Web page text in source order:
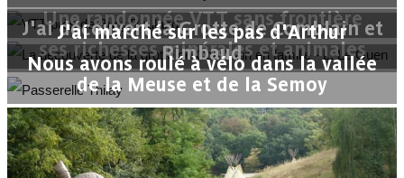
Une randonnée VTT sans frontière
J'ai découvert la Grotte de Comblain et
ses richesses minérales et animales
J'ai marché sur les pas d'Arthur
Rimbaud
Nous avons roulé à vélo dans la vallée
de la Meuse et de la Semoy